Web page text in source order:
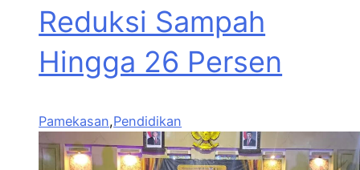
Reduksi Sampah
Hingga 26 Persen
Pamekasan,Pendidikan